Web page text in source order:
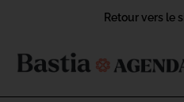
Retour vers le